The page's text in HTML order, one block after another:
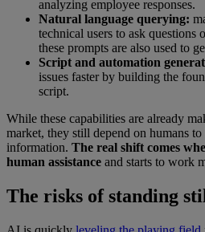
analyzing employee responses.
Natural language querying:
technical users to ask questions
these prompts are also used to
Script and automation
issues faster by building the
script.
While these capabilities are already
market, they still depend on humans
information. The real shift comes
human assistance and starts to work
The risks of standing